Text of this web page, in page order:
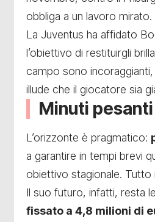
obbliga a un lavoro mirato.
La Juventus ha affidato
l’obiettivo di restituirgli
campo sono
illude che il giocatore sia
Minuti
L’orizzonte è pragmatico:
a garantire in tempi brevi
obiettivo stagionale.
Il suo futuro, infatti, resta
fissato a 4,8 milioni di